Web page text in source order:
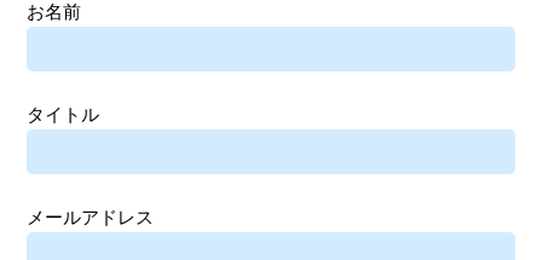
お名前
タイトル
メールアドレス